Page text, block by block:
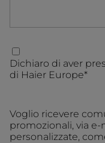
Dichiaro di aver
di Haier Europe*
Voglio ricevere
promozionali, via e-
personalizzate,